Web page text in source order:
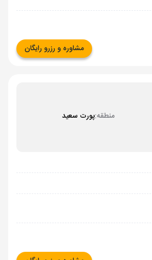
مشاوره و رزرو رایگان
منطقه:پورت سعید